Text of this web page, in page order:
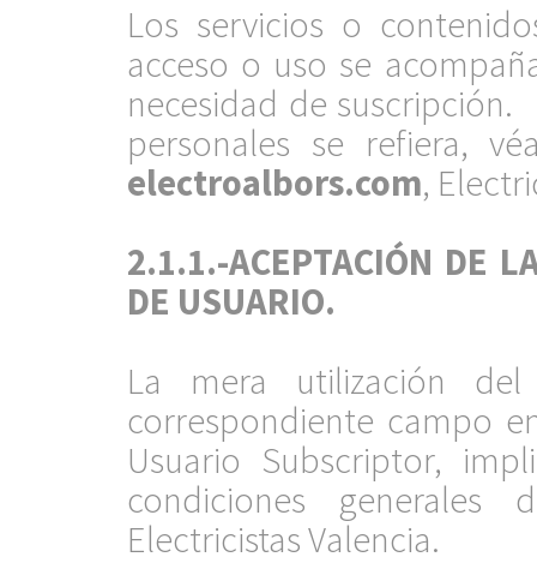
Los servicios o
acceso o uso se
necesidad de
personales se refiera,
electroalbors.com,
2.1.1.-ACEPTACIÓN DE
DE USUARIO.
La mera utilización
correspondiente campo
Usuario Subscriptor,
condiciones
Electricistas Valencia.